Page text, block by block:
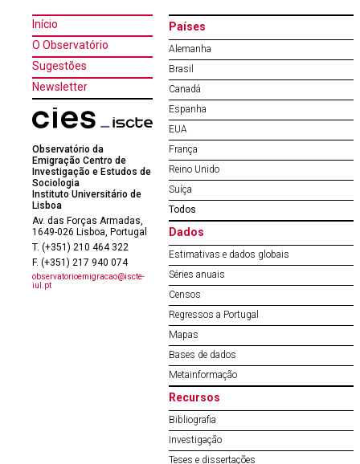
Início
O Observatório
Sugestões
Newsletter
Observatório da
Emigração Centro de
Investigação e Estudos de
Sociologia
Instituto Universitário de
Lisboa
Av. das Forças Armadas,
1649-026 Lisboa, Portugal
T. (+351) 210 464 322
F. (+351) 217 940 074
observatorioemigracao@iscte-
iul.pt
Países
Alemanha
Brasil
Canadá
Espanha
EUA
França
Reino Unido
Suíça
Todos
Dados
Estimativas e dados globais
Séries anuais
Censos
Regressos a Portugal
Mapas
Bases de dados
Metainformação
Recursos
Bibliografia
Investigação
Teses e dissertações